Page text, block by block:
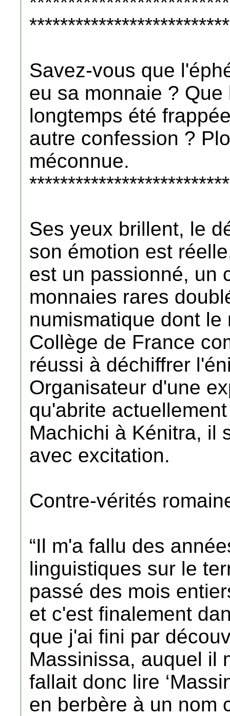
Savez-vous que
eu sa monnaie ?
longtemps été
autre confession ?
méconnue.
Ses yeux brillent, le
son émotion est
est un passionné, un
monnaies rares
numismatique dont
Collège de France
réussi à déchiffrer
Organisateur d'une
qu'abrite
Machichi à Kénitra, il
avec excitation.
Contre-vérités
“Il m'a fallu des
linguistiques sur le
passé des mois
et c'est finalement
que j'ai fini par
Massinissa, auquel il
fallait donc lire
en berbère à un nom